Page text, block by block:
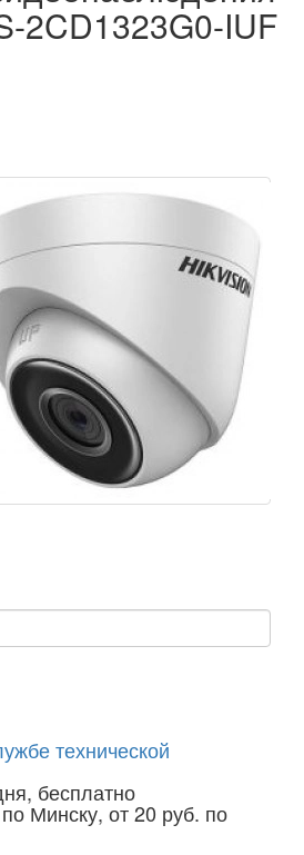
2CD1323G0-IUF
технической
бесплатно
Минску, от 20 руб. по